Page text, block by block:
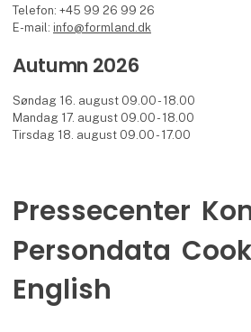
Telefon: +45 99 26 99 26
E-mail: info@formland.dk
Autumn 2026
Søndag 16. august 09.00 - 18.00
Mandag 17. august 09.00 - 18.00
Tirsdag 18. august 09.00 - 17.00
Pressecenter
Persondata
English